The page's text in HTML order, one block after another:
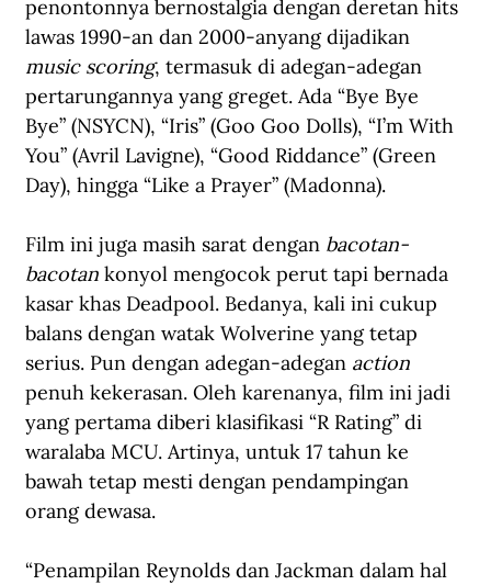
penontonnya bernostalgia dengan deretan hits
lawas 1990-an dan 2000-anyang dijadikan
music scoring, termasuk di adegan-adegan
pertarungannya yang greget. Ada “Bye Bye
Bye” (NSYCN), “Iris” (Goo Goo Dolls), “I’m With
You” (Avril Lavigne), “Good Riddance” (Green
Day), hingga “Like a Prayer” (Madonna).
Film ini juga masih sarat dengan bacotan-
bacotan konyol mengocok perut tapi bernada
kasar khas Deadpool. Bedanya, kali ini cukup
balans dengan watak Wolverine yang tetap
serius. Pun dengan adegan-adegan action
penuh kekerasan. Oleh karenanya, film ini jadi
yang pertama diberi klasifikasi “R Rating” di
waralaba MCU. Artinya, untuk 17 tahun ke
bawah tetap mesti dengan pendampingan
orang dewasa.
“Penampilan Reynolds dan Jackman dalam hal